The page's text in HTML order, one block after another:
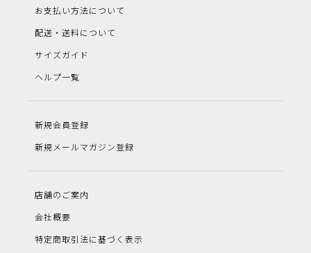
お支払い方法について
配送・送料について
サイズガイド
ヘルプ一覧
新規会員登録
新規メールマガジン登録
店舗のご案内
会社概要
特定商取引法に基づく表示